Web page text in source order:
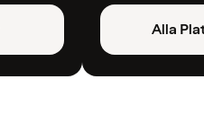
Alla